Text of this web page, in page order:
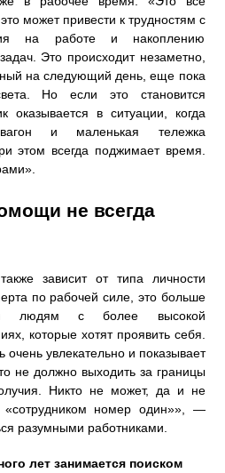
может привести к трудностям с
на работе и накоплению
Это происходит незаметно,
на следующий день, еще пока
Но если это становится
оказывается в ситуации, когда
и маленькая тележка
этом всегда поджимает время.
не всегда
зависит от типа личности
по рабочей силе, это больше
людям с более высокой
которые хотят проявить себя.
увлекательно и показывает
не должно выходить за границы
Никто не может, да и не
номер один»», —
разумными работниками.
лет занимается поиском